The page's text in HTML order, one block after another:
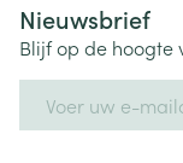
Nieuwsbrief
Blijf op de hoogte